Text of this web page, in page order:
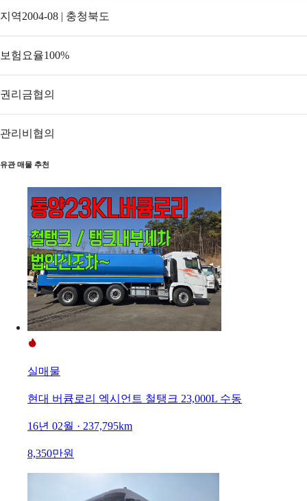
지역2004-08 | 충청북도
보험요율100%
권리금협의
관리비 협의
유관 매물 추천
실매물
현대 버큠로리 엑시언트 철탱크 23,000L 수동
16년 02월 · 237,795km
8,350만원